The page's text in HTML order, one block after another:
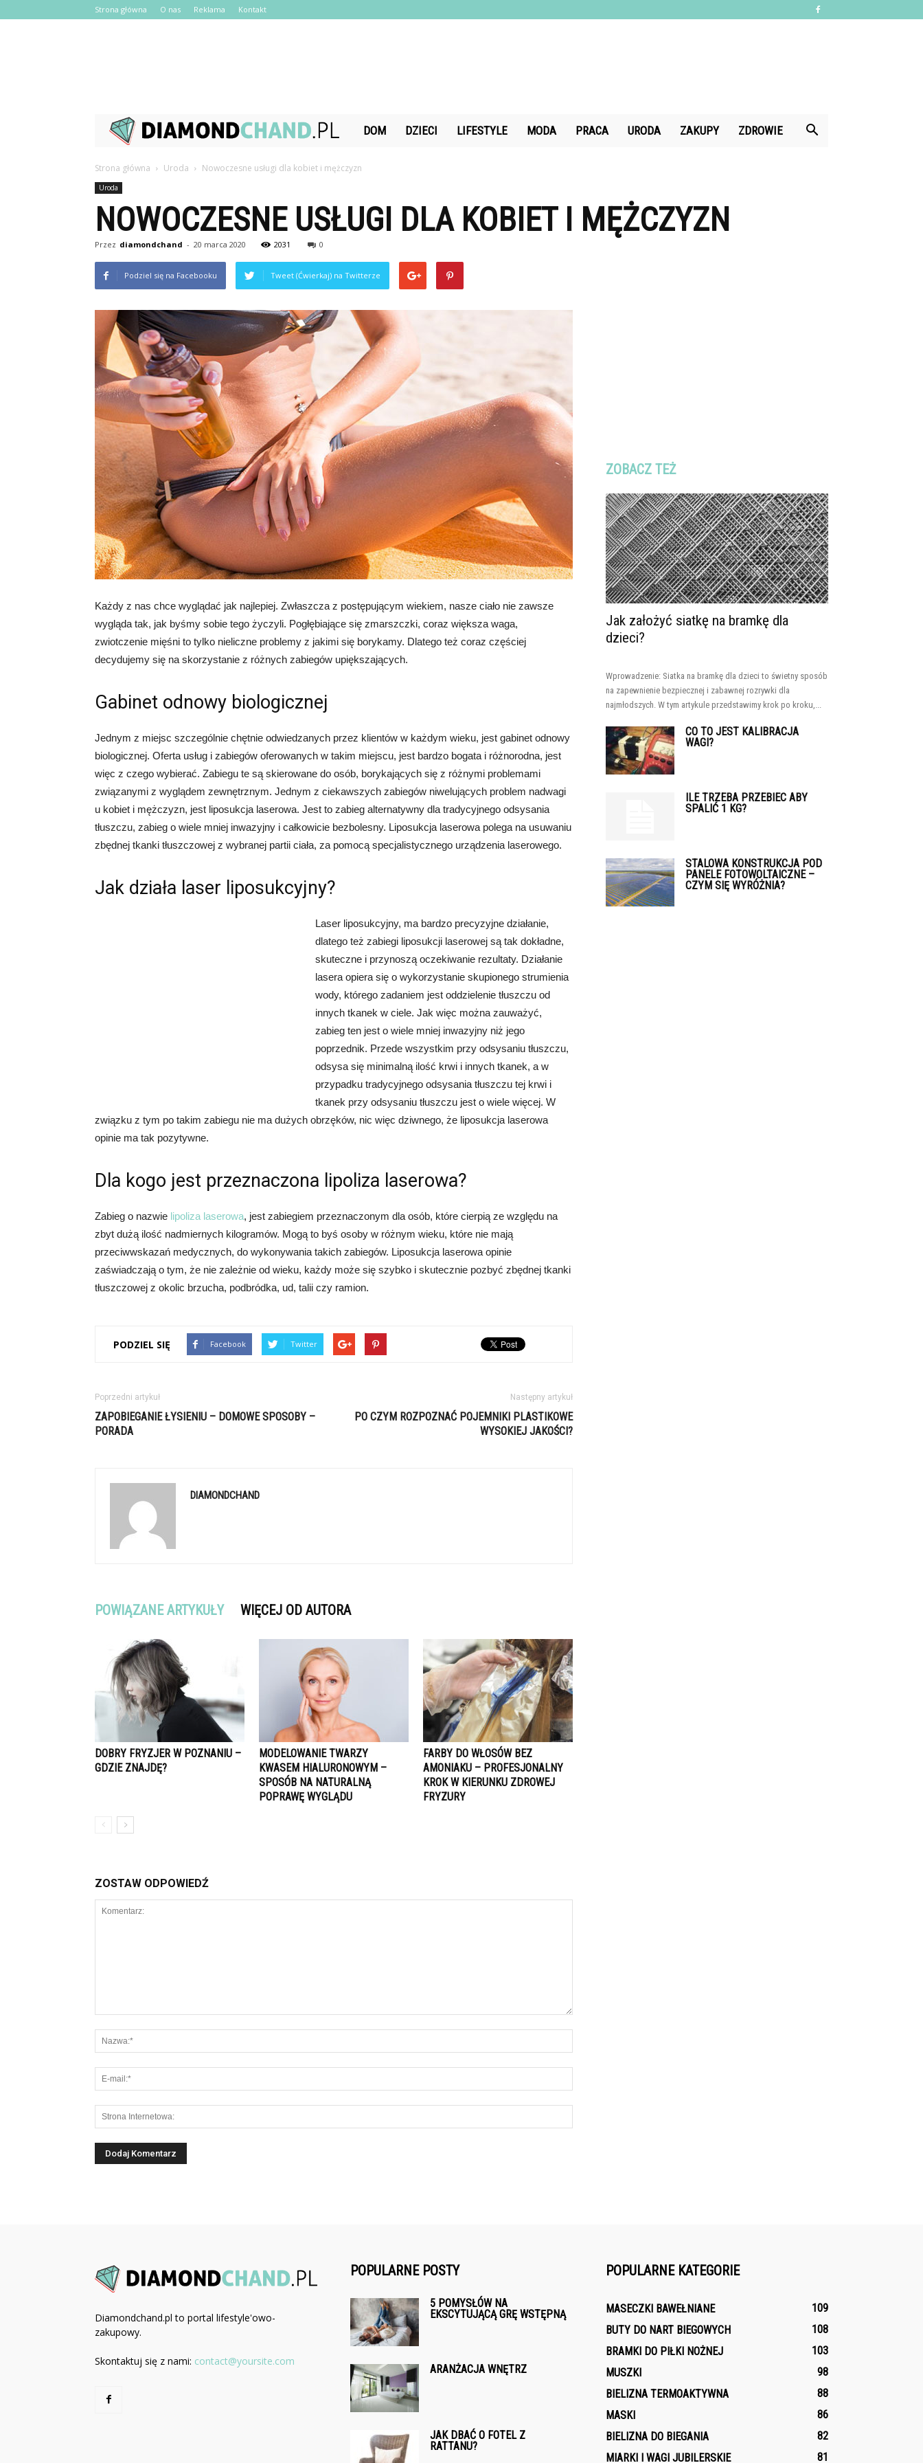
Strona główna O nas Reklama Kontakt
DiamondChand.pl
DOM DZIECI LIFESTYLE MODA PRACA URODA ZAKUPY ZDROWIE
Strona główna Uroda Nowoczesne usługi dla kobiet i mężczyzn
Uroda
NOWOCZESNE USŁUGI DLA KOBIET I MĘŻCZYZN
Przez diamondchand - 20 marca 2020 2031 0
Podziel się na Facebooku Tweet (Ćwierkaj) na Twitterze
Każdy z nas chce wyglądać jak najlepiej. Zwłaszcza z postępującym wiekiem, nasze ciało nie zawsze
wygląda tak, jak byśmy sobie tego życzyli. Pogłębiające się zmarszczki, coraz większa waga,
zwiotczenie mięśni to tylko nieliczne problemy z jakimi się borykamy. Dlatego też coraz częściej
decydujemy się na skorzystanie z różnych zabiegów upiększających.
Gabinet odnowy biologicznej
Jednym z miejsc szczególnie chętnie odwiedzanych przez klientów w każdym wieku, jest gabinet odnowy
biologicznej. Oferta usług i zabiegów oferowanych w takim miejscu, jest bardzo bogata i różnorodna, jest
więc z czego wybierać. Zabiegu te są skierowane do osób, borykających się z różnymi problemami
związanymi z wyglądem zewnętrznym. Jednym z ciekawszych zabiegów niwelujących problem nadwagi
u kobiet i mężczyzn, jest liposukcja laserowa. Jest to zabieg alternatywny dla tradycyjnego odsysania
tłuszczu, zabieg o wiele mniej inwazyjny i całkowicie bezbolesny. Liposukcja laserowa polega na usuwaniu
zbędnej tkanki tłuszczowej z wybranej partii ciała, za pomocą specjalistycznego urządzenia laserowego.
Jak działa laser liposukcyjny?
Laser liposukcyjny, ma bardzo precyzyjne działanie,
dlatego też zabiegi liposukcji laserowej są tak dokładne,
skuteczne i przynoszą oczekiwanie rezultaty. Działanie
lasera opiera się o wykorzystanie skupionego strumienia
wody, którego zadaniem jest oddzielenie tłuszczu od
innych tkanek w ciele. Jak więc można zauważyć,
zabieg ten jest o wiele mniej inwazyjny niż jego
poprzednik. Przede wszystkim przy odsysaniu tłuszczu,
odsysa się minimalną ilość krwi i innych tkanek, a w
przypadku tradycyjnego odsysania tłuszczu tej krwi i
tkanek przy odsysaniu tłuszczu jest o wiele więcej. W
związku z tym po takim zabiegu nie ma dużych obrzęków, nic więc dziwnego, że liposukcja laserowa
opinie ma tak pozytywne.
Dla kogo jest przeznaczona lipoliza laserowa?
Zabieg o nazwie lipoliza laserowa, jest zabiegiem przeznaczonym dla osób, które cierpią ze względu na
zbyt dużą ilość nadmiernych kilogramów. Mogą to byś osoby w różnym wieku, które nie mają
przeciwwskazań medycznych, do wykonywania takich zabiegów. Liposukcja laserowa opinie
zaświadczają o tym, że nie zależnie od wieku, każdy może się szybko i skutecznie pozbyć zbędnej tkanki
tłuszczowej z okolic brzucha, podbródka, ud, talii czy ramion.
PODZIEL SIĘ Facebook Twitter
Poprzedni artykuł
ZAPOBIEGANIE ŁYSIENIU – DOMOWE SPOSOBY –
PORADA
Następny artykuł
PO CZYM ROZPOZNAĆ POJEMNIKI PLASTIKOWE
WYSOKIEJ JAKOŚCI?
DIAMONDCHAND
POWIĄZANE ARTYKUŁY WIĘCEJ OD AUTORA
DOBRY FRYZJER W POZNANIU –
GDZIE ZNAJDĘ?
MODELOWANIE TWARZY
KWASEM HIALURONOWYM –
SPOSÓB NA NATURALNĄ
POPRAWĘ WYGLĄDU
FARBY DO WŁOSÓW BEZ
AMONIAKU – PROFESJONALNY
KROK W KIERUNKU ZDROWEJ
FRYZURY
ZOSTAW ODPOWIEDŹ
ZOBACZ TEŻ
Jak założyć siatkę na bramkę dla
dzieci?
Wprowadzenie: Siatka na bramkę dla dzieci to świetny sposób
na zapewnienie bezpiecznej i zabawnej rozrywki dla
najmłodszych. W tym artykule przedstawimy krok po kroku,...
CO TO JEST KALIBRACJA
WAGI?
ILE TRZEBA PRZEBIEC ABY
SPALIĆ 1 KG?
STALOWA KONSTRUKCJA POD
PANELE FOTOWOLTAICZNE –
CZYM SIĘ WYRÓŻNIA?
Diamondchand.pl to portal lifestyle'owo-
zakupowy.
Skontaktuj się z nami: contact@yoursite.com
POPULARNE POSTY
5 POMYSŁÓW NA
EKSCYTUJĄCĄ GRĘ WSTĘPNĄ
ARANŻACJA WNĘTRZ
JAK DBAĆ O FOTEL Z
RATTANU?
POPULARNE KATEGORIE
MASECZKI BAWEŁNIANE
109
BUTY DO NART BIEGOWYCH
108
BRAMKI DO PIŁKI NOŻNEJ
103
MUSZKI
98
BIELIZNA TERMOAKTYWNA
88
MASKI
86
BIELIZNA DO BIEGANIA
82
MIARKI I WAGI JUBILERSKIE
81